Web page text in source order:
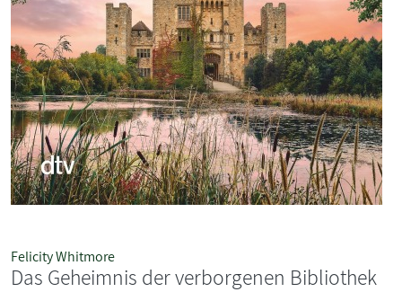
Felicity Whitmore
Das Geheimnis der verborgenen Bibliothek